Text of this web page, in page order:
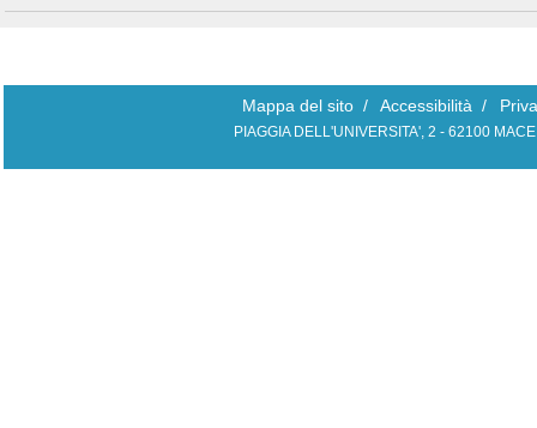
Mappa del sito / Accessibilità /
PIAGGIA DELL'UNIVERSITA', 2 - 62100